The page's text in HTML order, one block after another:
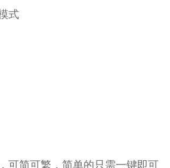
式
可简可繁，简单的只需一键即可